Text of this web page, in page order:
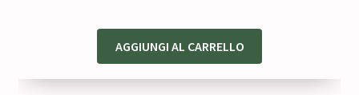
AGGIUNGI AL CARRELLO